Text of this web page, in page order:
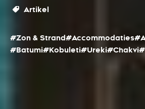
Artikel
#Zon & Strand#Accommodaties
#Batumi#Kobuleti#Ureki#Chakvi